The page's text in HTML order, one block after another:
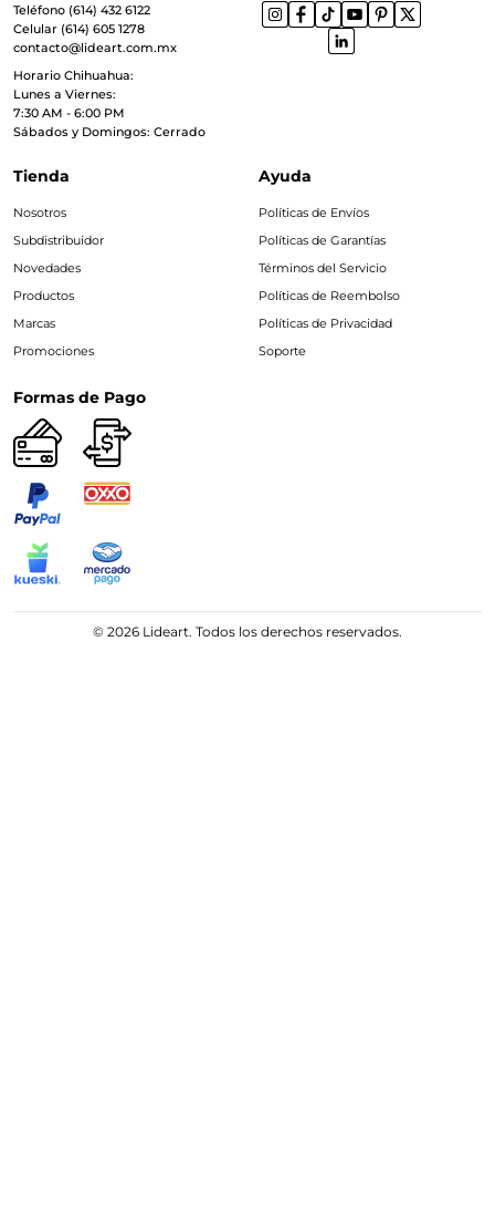
Teléfono (614) 432 6122
Celular (614) 605 1278
contacto@lideart.com.mx
Horario Chihuahua:
Lunes a Viernes:
7:30 AM - 6:00 PM
Sábados y Domingos: Cerrado
Tienda
Nosotros
Subdistribuidor
Novedades
Productos
Marcas
Promociones
Ayuda
Políticas de Envíos
Políticas de Garantías
Términos del Servicio
Políticas de Reembolso
Políticas de Privacidad
Soporte
Formas de Pago
© 2026 Lideart. Todos los derechos reservados.